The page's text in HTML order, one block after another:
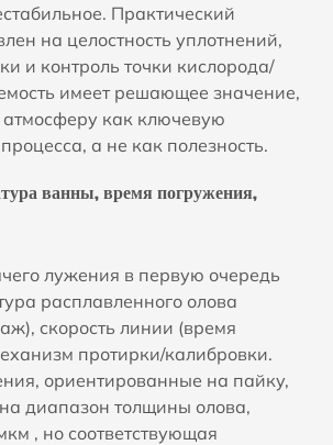
Практический
на целостность уплотнений,
и контроль точки кислорода/
имеет решающее значение,
атмосферу как ключевую
а не как полезность.
ванны, время погружения,
лужения в первую очередь
расплавленного олова
скорость линии (время
протирки/калибровки.
ориентированные на пайку,
диапазон толщины олова,
, но соответствующая